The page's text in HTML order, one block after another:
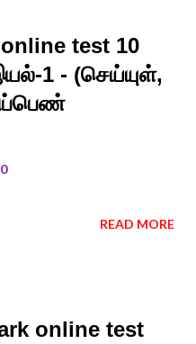
test 10
1 - (செய்யுள்,
READ MORE
online test